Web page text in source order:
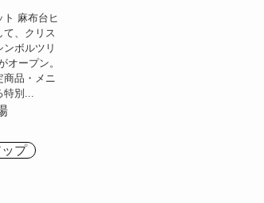
ト 麻布台ヒ
て、クリス
ボルツリ
オープン。
品・メニ
別...
プ